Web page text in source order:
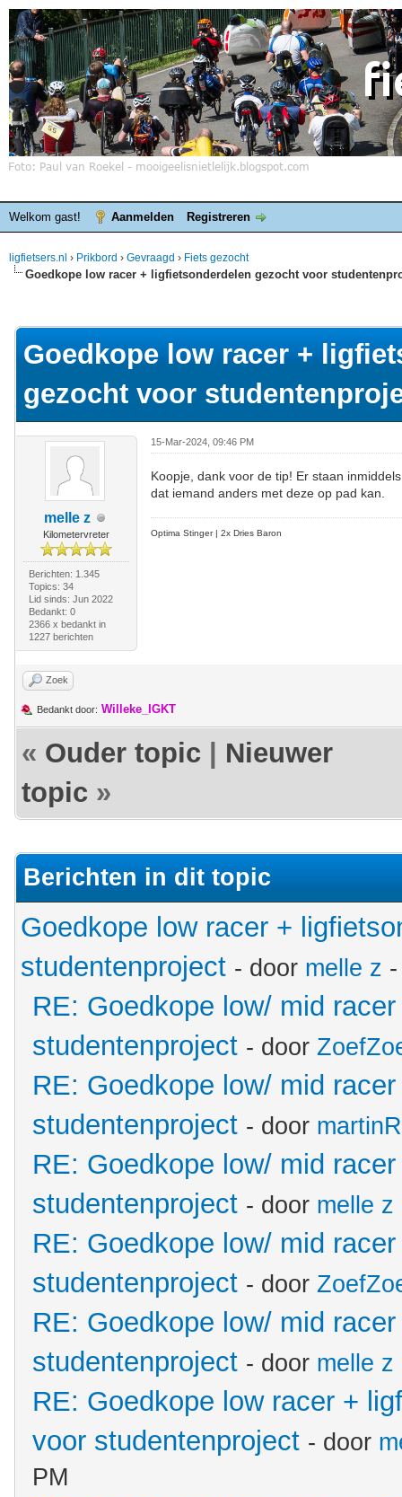
Welkom gast! Aanmelden Registreren
ligfietsers.nl › Prikbord › Gevraagd › Fiets gezocht
Goedkope low racer + ligfietsonderdelen gezocht voor
Goedkope low racer +
gezocht voor
melle z
Kilometervreter
Berichten: 1.345
Topics: 34
Lid sinds: Jun 2022
Bedankt: 0
2366 x bedankt in
1227 berichten
15-Mar-2024, 09:46 PM
Koopje, dank voor de tip! Er staan
dat iemand anders met deze op pad kan.
Optima Stinger |2x Dries Baron
Zoek
Bedankt door: Willeke_IGKT
« Ouder topic
Nieuwer
topic »
Berichten in dit topic
Goedkope low racer +
studentenproject - door melle z
RE: Goedkope low/ mid
studentenproject - door
RE: Goedkope low/ mid
studentenproject - door martinR
RE: Goedkope low/ mid
studentenproject - door melle z
RE: Goedkope low/ mid
studentenproject - door
RE: Goedkope low/ mid
studentenproject - door melle z
RE: Goedkope low racer +
voor studentenproject - door
PM